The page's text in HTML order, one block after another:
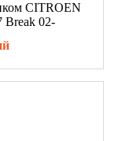
CITROEN
Break 02-